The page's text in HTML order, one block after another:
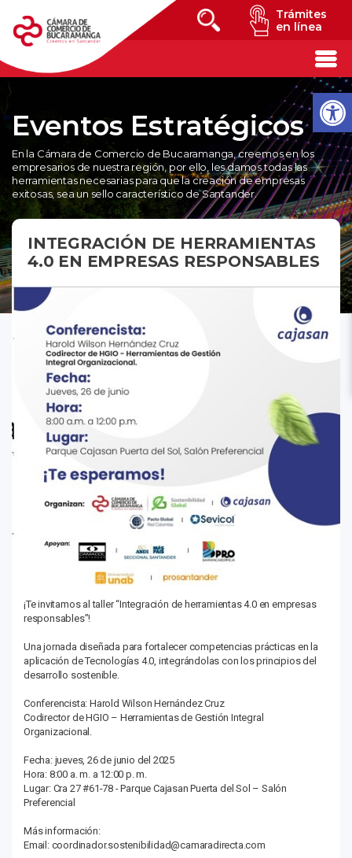
Trámites
en línea
Eventos Estratégicos
En la Cámara de Comercio de Bucaramanga, creemos en los
empresarios de nuestra región, por ello, les damos todas las
herramientas necesarias para que la creación de empresas
exitosas, sea un sello característico de Santander.
INTEGRACIÓN DE HERRAMIENTAS
4.0 EN EMPRESAS RESPONSABLES
¡Te invitamos al taller “Integración de herramientas 4.0 en empresas
responsables”!
Una jornada diseñada para fortalecer competencias prácticas en la
aplicación de Tecnologías 4.0, integrándolas con los principios del
desarrollo sostenible.
Conferencista: Harold Wilson Hernández Cruz
Codirector de HGIO – Herramientas de Gestión Integral
Organizacional.
Fecha: jueves, 26 de junio del 2025
Hora: 8:00 a. m. a 12:00 p. m.
Lugar: Cra 27 #61-78 - Parque Cajasan Puerta del Sol – Salón
Preferencial
Más información:
Email: coordinador.sostenibilidad@camaradirecta.com